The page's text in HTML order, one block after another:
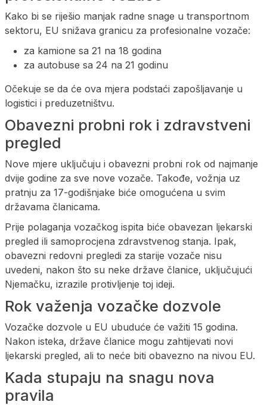
Kako bi se riješio manjak radne snage u transportnom
sektoru, EU snižava granicu za profesionalne vozače:
za kamione sa 21 na 18 godina
za autobuse sa 24 na 21 godinu
Očekuje se da će ova mjera podstaći zapošljavanje u
logistici i preduzetništvu.
Obavezni probni rok i zdravstveni
pregled
Nove mjere uključuju i obavezni probni rok od najmanje
dvije godine za sve nove vozače. Takođe, vožnja uz
pratnju za 17-godišnjake biće omogućena u svim
državama članicama.
Prije polaganja vozačkog ispita biće obavezan ljekarski
pregled ili samoprocjena zdravstvenog stanja. Ipak,
obavezni redovni pregledi za starije vozače nisu
uvedeni, nakon što su neke države članice, uključujući
Njemačku, izrazile protivljenje toj ideji.
Rok važenja vozačke dozvole
Vozačke dozvole u EU ubuduće će važiti 15 godina.
Nakon isteka, države članice mogu zahtijevati novi
ljekarski pregled, ali to neće biti obavezno na nivou EU.
Kada stupaju na snagu nova
pravila